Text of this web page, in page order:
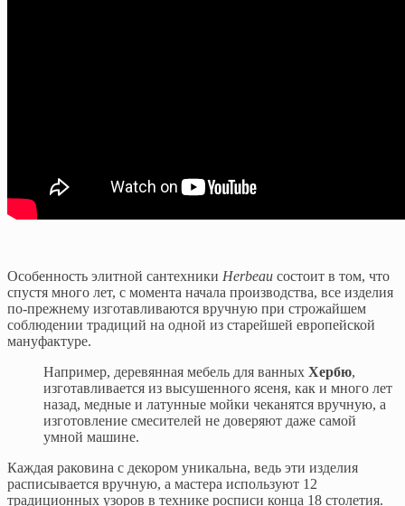
Особенность элитной сантехники Herbeau состоит в том, что
спустя много лет, с момента начала производства, все изделия
по-прежнему изготавливаются вручную при строжайшем
соблюдении традиций на одной из старейшей европейской
мануфактуре.
Например, деревянная мебель для ванных Хербю,
изготавливается из высушенного ясеня, как и много лет
назад, медные и латунные мойки чеканятся вручную, а
изготовление смесителей не доверяют даже самой
умной машине.
Каждая раковина с декором уникальна, ведь эти изделия
расписывается вручную, а мастера используют 12
традиционных узоров в технике росписи конца 18 столетия.